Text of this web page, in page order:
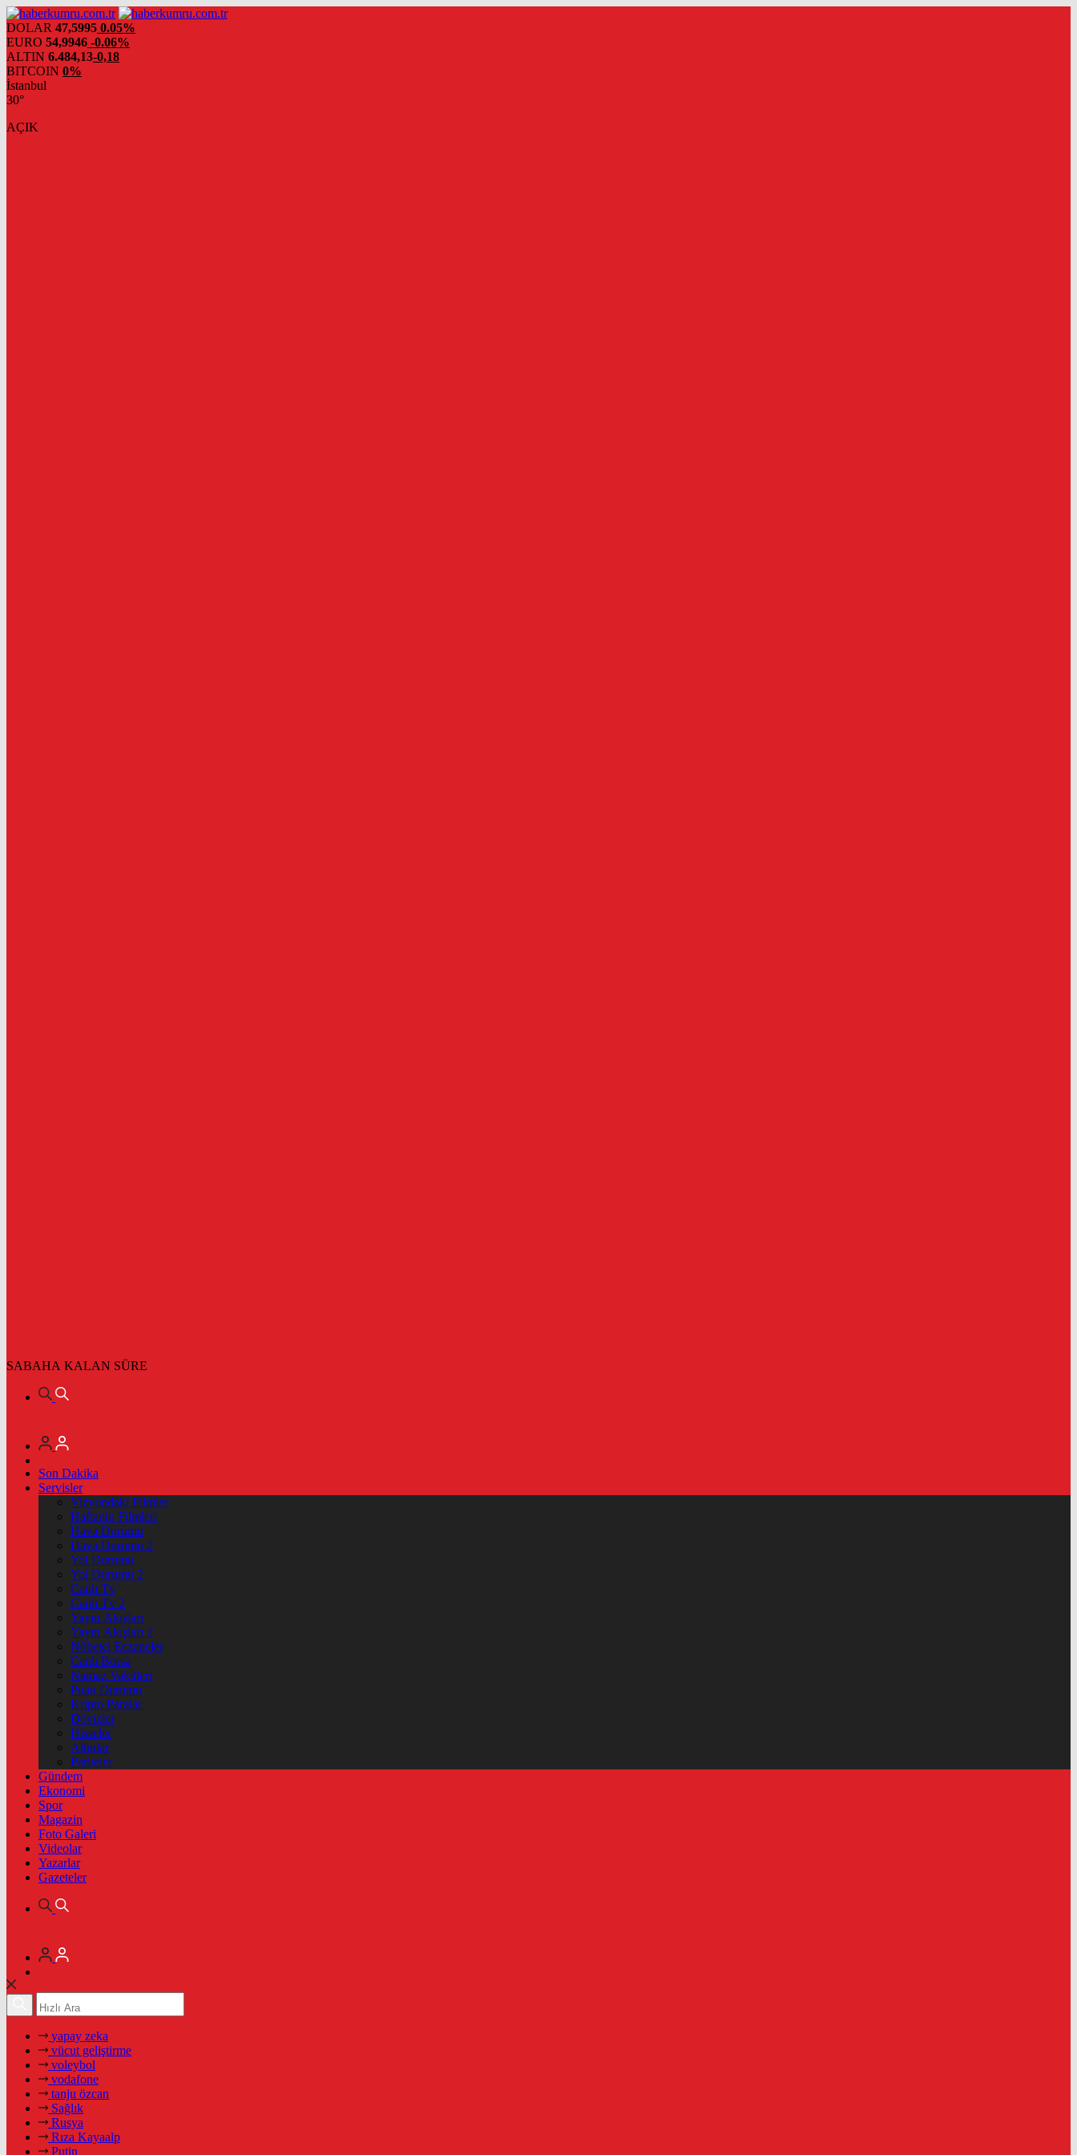
DOLAR 47,5995 0.05%
EURO 54,9946 -0.06%
ALTIN 6.484,13-0,18
BITCOIN 0%
İstanbul
30°
AÇIK
SABAHA KALAN SÜRE
Son Dakika
Servisler
Vizyondaki Filmler
Haftanin Filmleri
Hava Durumu
Hava Durumu 2
Yol Durumu
Yol Durumu 2
Canlı Tv
Canlı Tv 2
Yayın Akışları
Yayın Akışları 2
Nöbetçi Eczaneler
Canlı Borsa
Namaz Vakitleri
Puan Durumu
Kripto Paralar
Dövizler
Hisseler
Altınlar
Pariteler
Gündem
Ekonomi
Spor
Magazin
Foto Galeri
Videolar
Yazarlar
Gazeteler
yapay zeka
vücut geliştirme
voleybol
vodafone
tanju özcan
Sağlık
Rusya
Rıza Kayaalp
Putin